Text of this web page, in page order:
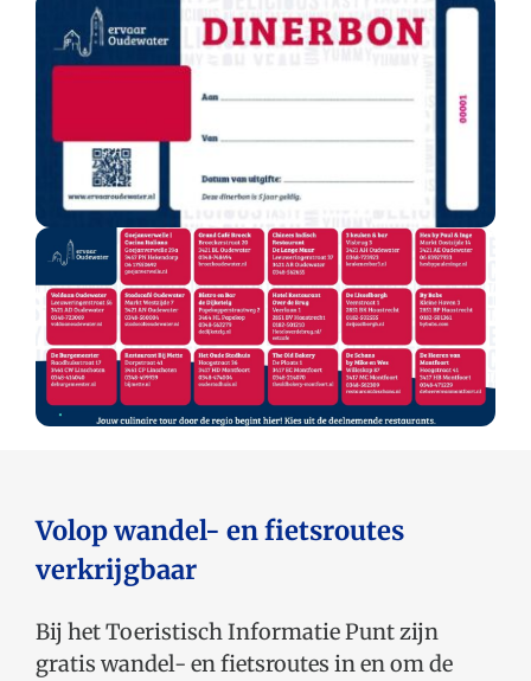
Volop wandel- en fietsroutes
verkrijgbaar
Bij het Toeristisch Informatie Punt zijn
gratis wandel- en fietsroutes in en om de